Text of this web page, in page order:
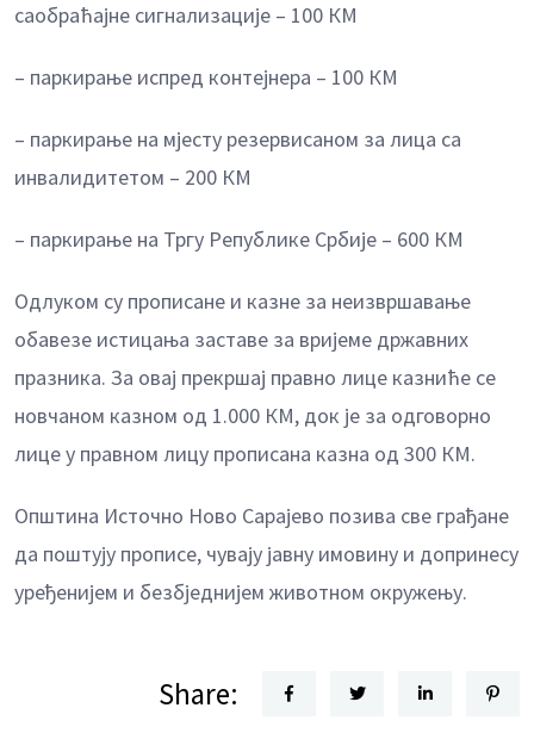
саобраћајне сигнализације – 100 КМ
– паркирање испред контејнера – 100 КМ
– паркирање на мјесту резервисаном за лица са
инвалидитетом – 200 КМ
– паркирање на Тргу Републике Србије – 600 КМ
Одлуком су прописане и казне за неизвршавање
обавезе истицања заставе за вријеме државних
празника. За овај прекршај правно лице казниће се
новчаном казном од 1.000 КМ, док је за одговорно
лице у правном лицу прописана казна од 300 КМ.
Општина Источно Ново Сарајево позива све грађане
да поштују прописе, чувају јавну имовину и допринесу
уређенијем и безбједнијем животном окружењу.
Share: